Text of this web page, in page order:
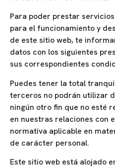
Para poder prestar
para el funcionamiento y
de este sitio web, te
datos con los siguientes
sus correspondientes
Puedes tener la total
terceros no podrán utilizar
ningún otro fin que no esté
en nuestras relaciones con
normativa aplicable en
de carácter personal.
Este sitio web está alojado